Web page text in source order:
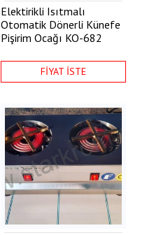
Elektirikli Isıtmalı
Otomatik Dönerli Künefe
Pişirim Ocağı KO-682
FİYAT İSTE